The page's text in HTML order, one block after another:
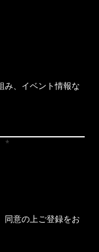
み、イベント情報な
同意の上ご登録をお